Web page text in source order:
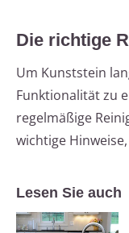
Die richtige
Um Kunststein
Funktionalität zu
regelmäßige
wichtige
Lesen Sie auch